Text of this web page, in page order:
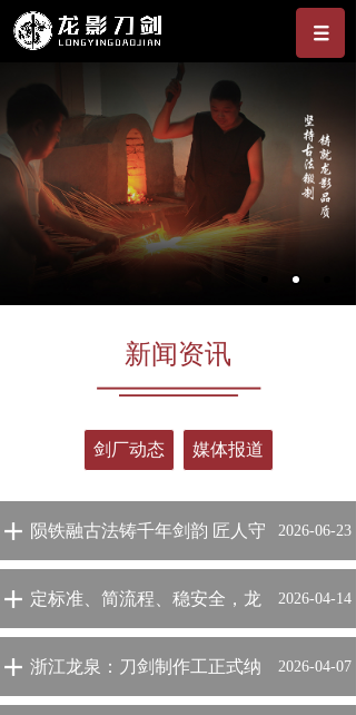
新闻资讯
剑厂动态 媒体报道
陨铁融古法铸千年剑韵 匠人守
初心拓非遗新途
2026-06-23
定标准、简流程、稳安全，龙
泉“共治警务”助力刀剑产业跑
2026-04-14
浙江龙泉：刀剑制作工正式纳 2026-04-07